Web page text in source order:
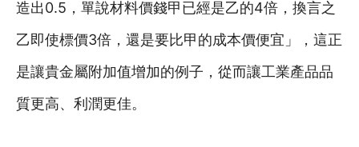
造出0.5，單說材料價錢甲已經是乙的4倍，換言之
乙即使標價3倍，還是要比甲的成本價便宜」，這正
是讓貴金屬附加值增加的例子，從而讓工業產品品
質更高、利潤更佳。